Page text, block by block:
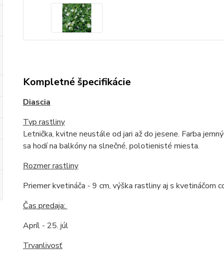
Kompletné špecifikácie
Diascia
Typ rastliny
Letnička, kvitne neustále od jari až do jesene. Farba
sa hodí na balkóny na slnečné, polotienisté miesta.
Rozmer rastliny
Priemer kvetináča - 9 cm, výška rastliny aj s kvetináčom
Čas predaja:
Apríl - 25. júl
Trvanlivosť